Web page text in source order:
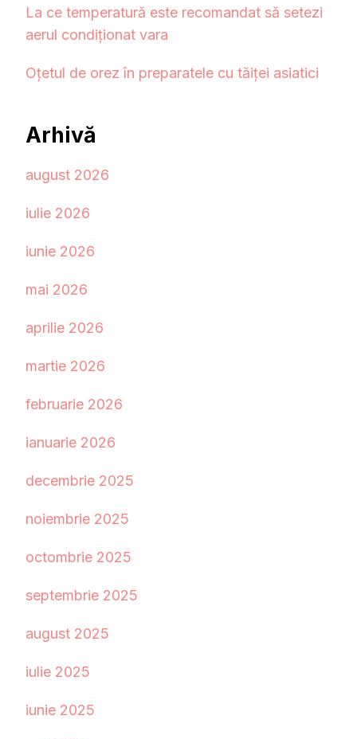
La ce temperatură este recomandat să setezi
aerul condiționat vara
Oțetul de orez în preparatele cu tăiței asiatici
Arhivă
august 2026
iulie 2026
iunie 2026
mai 2026
aprilie 2026
martie 2026
februarie 2026
ianuarie 2026
decembrie 2025
noiembrie 2025
octombrie 2025
septembrie 2025
august 2025
iulie 2025
iunie 2025